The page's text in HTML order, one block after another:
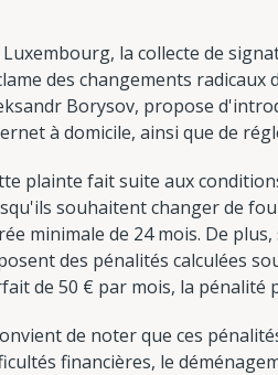
Luxembourg, la collecte de
des changements
Borysov, propose
à domicile, ainsi que de
plainte fait suite aux
souhaitent changer de
minimale de 24 mois. De
des pénalités calculées
de 50 € par mois, la pénalité
de noter que ces
financières, le